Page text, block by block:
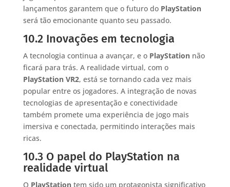
lançamentos garantem que o futuro do PlayStation
será tão emocionante quanto seu passado.
10.2 Inovações em tecnologia
A tecnologia continua a avançar, e o PlayStationnão
ficará para trás. A realidade virtual, com o
PlayStation VR2, está se tornando cada vez mais
popular entre os jogadores. A integração de novas
tecnologias de apresentação e conectividade
também promete uma experiência de jogo mais
imersiva e conectada, permitindo interações mais
ricas.
10.3 O papel do PlayStation na
realidade virtual
O PlayStationtem sido um protagonista significativo